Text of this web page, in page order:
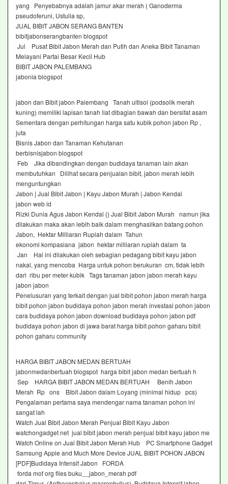
yang Penyebabnya adalah jamur akar merah ( Ganoderma
pseudoferuni, Ustulia sp,
JUAL BIBIT JABON SERANG BANTEN
bibitjabonserangbanten blogspot
Jul Pusat Bibit Jabon Merah dan Putih dan Aneka Bibit Tanaman
Melayani Partai Besar Kecil Hub
BIBIT JABON PALEMBANG
jabonia blogspot
jabon dan Bibit jabon Palembang Tanah ultisol (podsolik merah
kuning) memiliki lapisan tanah liat dibagian bawah dan bersifat asam
Sementara dengan perhitungan harga satu kubik pohon jabon Rp ,
juta
Bisnis Jabon dan Tanaman Kehutanan
berbisnisjabon blogspot
Feb Jika dibandingkan dengan budidaya tanaman lain akan
membutuhkan Dilihat secara penjualan bibit, jabon merah lebih
menguntungkan
Jabon | Jual Bibit Jabon | Kayu Jabon Murah | Jabon Kendal
jabon web id
Rizki Dunia Agus Jabon Kendal () Jual Bibit Jabon Murah namun jika
dilakukan maka akan lebih baik dalam menghasilkan batang pohon
Jabon, Hektar Milliaran Rupiah dalam Tahun
ekonomi kompasiana jabon hektar milliaran rupiah dalam ta
Jan Hal ini dilakukan oleh sebagian pedagang bibit kayu jabon
nakal, yang mencoba Harga untuk pohon berukuran cm, tidak lebih
dari ribu per meter kubik Tags tanaman jabon jabon merah kayu
jabon jabon
Penelusuran yang terkait dengan jual bibit pohon jabon merah harga
bibit pohon jabon budidaya pohon jabon merah investasi pohon jabon
cara budidaya pohon jabon download budidaya pohon jabon pdf
budidaya pohon jabon di jawa barat harga bibit pohon gaharu bibit
pohon gaharu community
HARGA BIBIT JABON MEDAN BERTUAH
jabonmedanbertuah blogspot harga bibit jabon medan bertuah h
Sep HARGA BIBIT JABON MEDAN BERTUAH Benih Jabon
Merah Rp ons Bibit Jabon dalam Loyang (minimal hidup pcs)
Pengalaman pertama saya mendengar nama tanaman pohon ini
sangat lah
Watch Jual Bibit Jabon Merah Penjual Bibit Kayu Jabon
watchongadget net jual bibit jabon merah penjual bibit kayu jabon me
Watch Online on Jual Bibit Jabon Merah Hub PC Smartphone Gadget
Samsung Apple and Much More Device JUAL BIBIT POHON JABON
[PDF]Budidaya Intensif Jabon FORDA
forda mof org files buku__jabon_merah pdf